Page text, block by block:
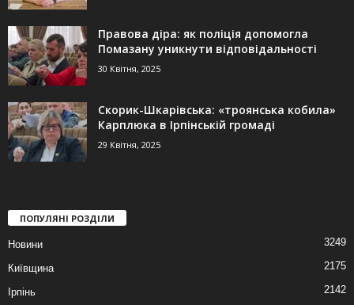
Правова діра: як поліція допомогла
Помазану уникнути відповідальності
30 Квітня, 2025
Скорик-Шкарівська: «троянська кобила»
Карплюка в Ірпінській громаді
29 Квітня, 2025
ПОПУЛЯНІ РОЗДІЛИ
Новини 3249
Київщина 2175
Ірпінь 2142